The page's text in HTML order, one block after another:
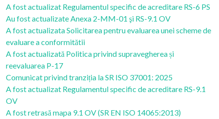
A fost actualizat Regulamentul specific de acreditare RS-6 PS
Au fost actualizate Anexa 2-MM-01 şi RS-9.1 OV
A fost actualizata Solicitarea pentru evaluarea unei scheme de
evaluare a conformitătii
A fost actualizată Politica privind supravegherea și
reevaluarea P-17
Comunicat privind tranziția la SR ISO 37001: 2025
A fost actualizat Regulamentul specific de acreditare RS-9.1
OV
A fost retrasă mapa 9.1 OV (SR EN ISO 14065:2013)